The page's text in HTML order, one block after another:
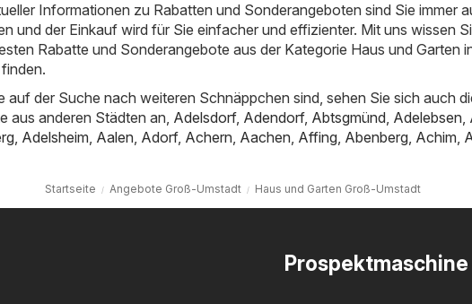
Informationen zu Rabatten und Sonderangeboten sind Sie immer
und der Einkauf wird für Sie einfacher und effizienter. Mit uns wissen
Rabatte und Sonderangebote aus der Kategorie Haus und Garten
auf der Suche nach weiteren Schnäppchen sind, sehen Sie sich auch
aus anderen Städten an, Adelsdorf, Adendorf, Abtsgmünd, Adelebsen,
, Adelsheim, Aalen, Adorf, Achern, Aachen, Affing, Abenberg, Achim,
Startseite Angebote Groß-Umstadt Haus und Garten Groß-Umstadt
Prospektmaschine